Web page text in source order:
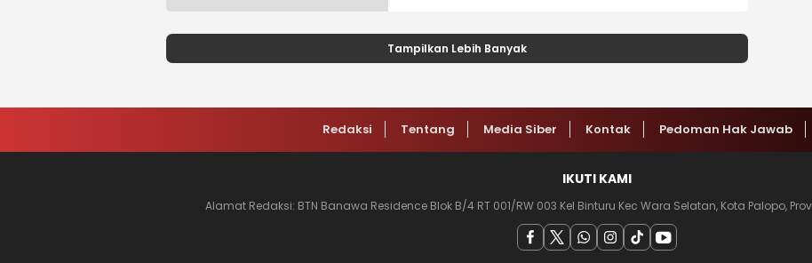
Tampilkan Lebih Banyak
Redaksi Tentang Media Siber Kontak Pedoman Hak Jawab
IKUTI KAMI
Alamat Redaksi: BTN Banawa Residence Blok B/4 RT 001/RW 003 Kel Binturu Kec Wara Selatan, Kota Palopo,